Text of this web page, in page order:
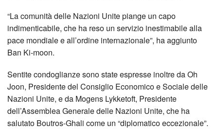
“La comunità delle Nazioni Unite piange un capo
indimenticabile, che ha reso un servizio inestimabile alla
pace mondiale e all’ordine internazionale”, ha aggiunto
Ban Ki-moon.
Sentite condoglianze sono state espresse inoltre da Oh
Joon, Presidente del Consiglio Economico e Sociale delle
Nazioni Unite, e da Mogens Lykketoft, Presidente
dell’Assemblea Generale delle Nazioni Unite, che ha
salutato Boutros-Ghali come un “diplomatico eccezionale”.